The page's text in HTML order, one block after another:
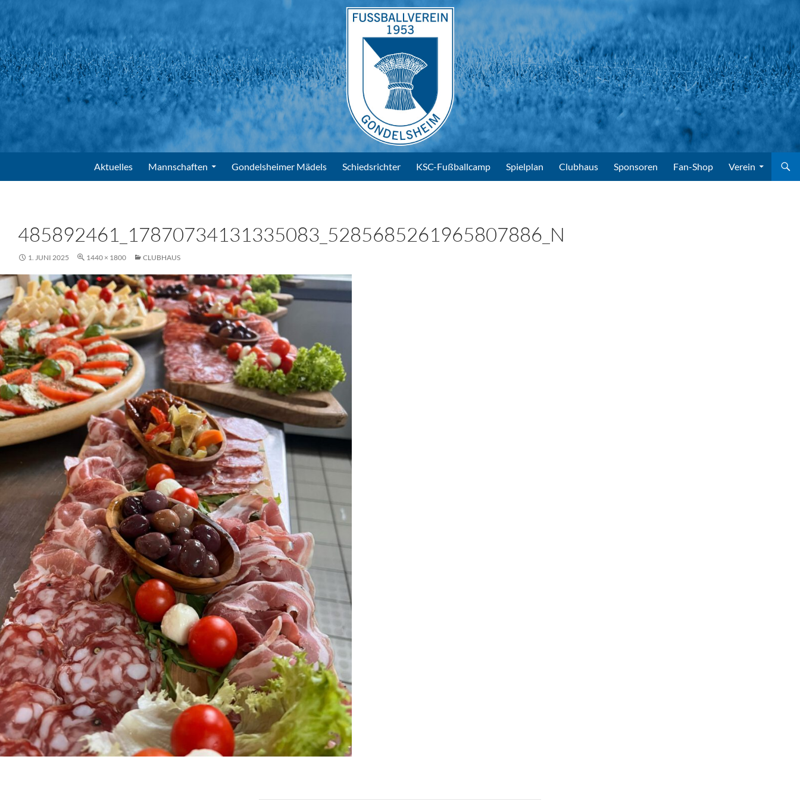
FV Gondelsheim e.V.Zum Inhalt springen
Aktuelles Mannschaften Gondelsheimer Mädels Schiedsrichter KSC-Fußballcamp Spielplan Clubhaus Sponsoren Fan-Shop Verein
485892461_17870734131335083_5285685261965807886_N
1. JUNI 2025 1440 × 1800 CLUBHAUS